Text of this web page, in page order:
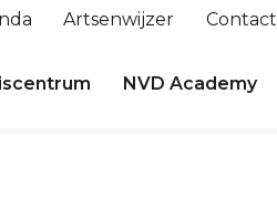
Artsenwijzer Contact
NVD Academy